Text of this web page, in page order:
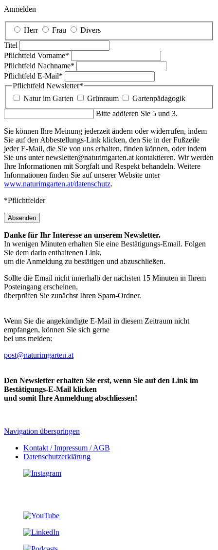
Anmelden
Herr Frau
Divers
Titel
Pflichtfeld Vorname*
Pflichtfeld Nachname*
Pflichtfeld E-Mail*
Pflichtfeld Newsletter*
Natur im Garten
Grünraum
Gartenpädagogik
Bitte addieren Sie 5 und 3.
Sie können Ihre Meinung jederzeit ändern oder widerrufen, indem
Sie auf den Abbestellungs-Link klicken, den Sie in der Fußzeile
jeder E-Mail, die Sie von uns erhalten, finden können, oder indem
Sie uns unter newsletter@naturimgarten.at kontaktieren. Wir werden
Ihre Informationen mit Sorgfalt und Respekt behandeln. Weitere
Informationen finden Sie auf unserer Website unter
www.naturimgarten.at/datenschutz.
*Pflichtfelder
Absenden
Danke für Ihr Interesse an unserem Newsletter.
In wenigen Minuten erhalten Sie eine Bestätigungs-Email. Folgen
Sie dem darin enthaltenen Link,
um die Anmeldung zu bestätigen und abzuschließen.
Sollte die Email nicht innerhalb der nächsten 15 Minuten in Ihrem
Posteingang erscheinen,
überprüfen Sie zunächst Ihren Spam-Ordner.
Wenn Sie die angekündigte E-Mail in diesem Zeitraum nicht
empfangen, können Sie sich gerne
bei uns melden:
post@naturimgarten.at
Den Newsletter erhalten Sie erst, wenn Sie auf den Link im
Bestätigungs-E-Mail klicken
und somit Ihre Anmeldung abschliessen!
Navigation überspringen
Kontakt / Impressum / AGB
Datenschutzerklärung